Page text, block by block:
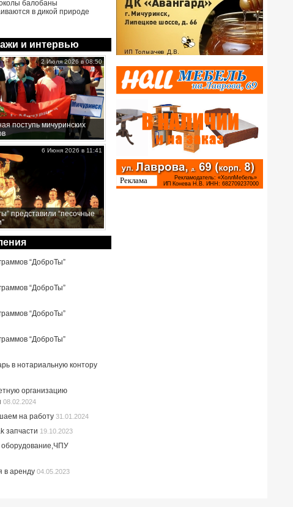
балобаны
в дикой природе
и интервью
поступь мичуринских
2 Июля 2026 в 08:50
представили “песочные
6 Июня 2026 в 11:41
“ДоброТы”
“ДоброТы”
“ДоброТы”
“ДоброТы”
в нотариальную контору
организацию
08.02.2024
на работу 31.01.2024
запчасти 19.10.2023
оборудование,ЧПУ
в аренду 04.05.2023